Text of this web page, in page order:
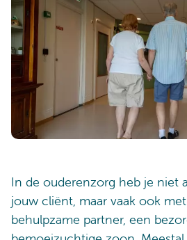
In de ouderenzorg heb je niet
jouw cliënt, maar vaak ook
behulpzame partner, een